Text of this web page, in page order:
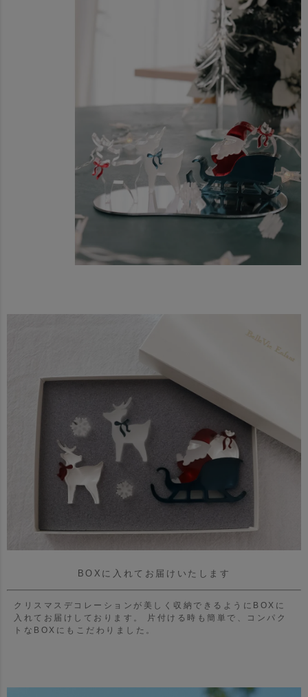
BOXに入れてお届けいたします
クリスマスデコレーションが美しく収納できるようにBOXに
入れてお届けしております。 片付ける時も簡単で、コンパク
トなBOXにもこだわりました。